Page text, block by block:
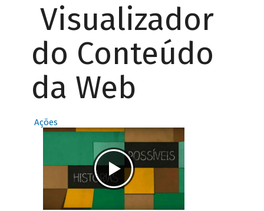
Visualizador
do Conteúdo
da Web
Ações